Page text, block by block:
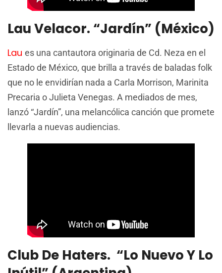
Lau Velacor. “Jardín” (México)
Lau es una cantautora originaria de Cd. Neza en el
Estado de México, que brilla a través de baladas folk
que no le envidirían nada a Carla Morrison, Marinita
Precaria o Julieta Venegas. A mediados de mes,
lanzó “Jardín”, una melancólica canción que promete
llevarla a nuevas audiencias.
Club De Haters. “Lo Nuevo Y Lo